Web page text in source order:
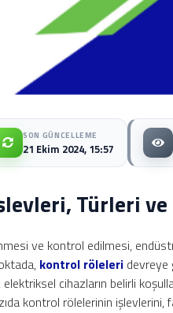
SON GÜNCELLEME
21 Ekim 2024, 15:57
Türleri ve
ve kontrol edilmesi,
kontrol röleleri devreye
cihazların belirli
kontrol rölelerinin işlevlerini,